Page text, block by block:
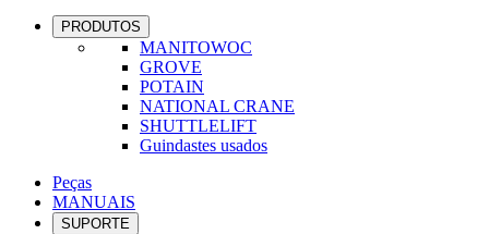
PRODUTOS
MANITOWOC
GROVE
POTAIN
NATIONAL CRANE
SHUTTLELIFT
Guindastes usados
Peças
MANUAIS
SUPORTE